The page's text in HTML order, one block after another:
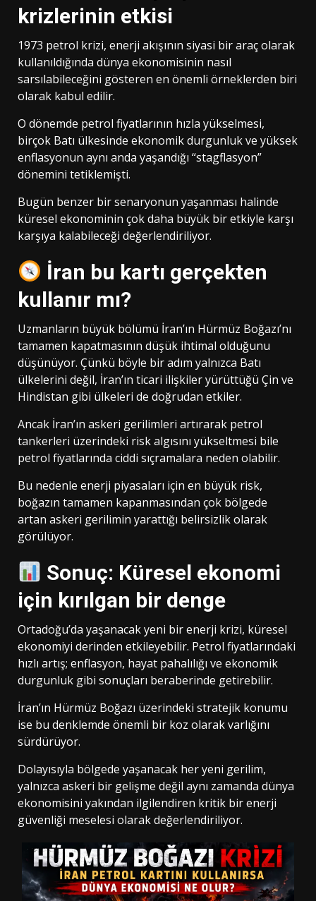
krizlerinin etkisi
1973 petrol krizi, enerji akışının siyasi bir araç olarak
kullanıldığında dünya ekonomisinin nasıl
sarsılabileceğini gösteren en önemli örneklerden biri
olarak kabul edilir.
O dönemde petrol fiyatlarının hızla yükselmesi,
birçok Batı ülkesinde ekonomik durgunluk ve yüksek
enflasyonun aynı anda yaşandığı “stagflasyon”
dönemini tetiklemişti.
Bugün benzer bir senaryonun yaşanması halinde
küresel ekonominin çok daha büyük bir etkiyle karşı
karşıya kalabileceği değerlendiriliyor.
İran bu kartı gerçekten
kullanır mı?
Uzmanların büyük bölümü İran’ın Hürmüz Boğazı’nı
tamamen kapatmasının düşük ihtimal olduğunu
düşünüyor. Çünkü böyle bir adım yalnızca Batı
ülkelerini değil, İran’ın ticari ilişkiler yürüttüğü Çin ve
Hindistan gibi ülkeleri de doğrudan etkiler.
Ancak İran’ın askeri gerilimleri artırarak petrol
tankerleri üzerindeki risk algısını yükseltmesi bile
petrol fiyatlarında ciddi sıçramalara neden olabilir.
Bu nedenle enerji piyasaları için en büyük risk,
boğazın tamamen kapanmasından çok bölgede
artan askeri gerilimin yarattığı belirsizlik olarak
görülüyor.
Sonuç: Küresel ekonomi
için kırılgan bir denge
Ortadoğu’da yaşanacak yeni bir enerji krizi, küresel
ekonomiyi derinden etkileyebilir. Petrol fiyatlarındaki
hızlı artış; enflasyon, hayat pahalılığı ve ekonomik
durgunluk gibi sonuçları beraberinde getirebilir.
İran’ın Hürmüz Boğazı üzerindeki stratejik konumu
ise bu denklemde önemli bir koz olarak varlığını
sürdürüyor.
Dolayısıyla bölgede yaşanacak her yeni gerilim,
yalnızca askeri bir gelişme değil aynı zamanda dünya
ekonomisini yakından ilgilendiren kritik bir enerji
güvenliği meselesi olarak değerlendiriliyor.